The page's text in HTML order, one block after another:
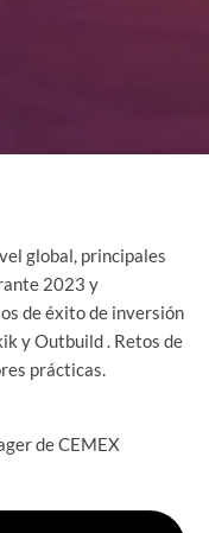
global, principales
2023 y
de éxito de inversión
y Outbuild . Retos de
prácticas.
de CEMEX